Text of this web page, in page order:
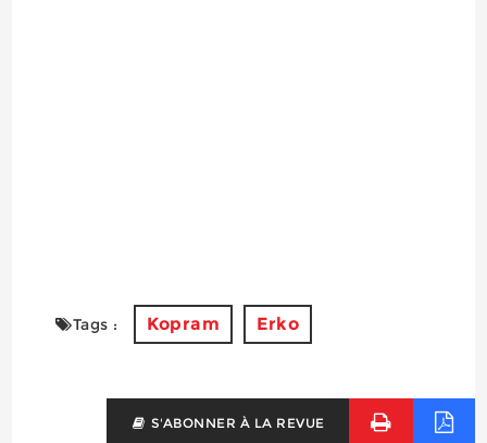
Tags : Kopram Erko
S'ABONNER À LA REVUE